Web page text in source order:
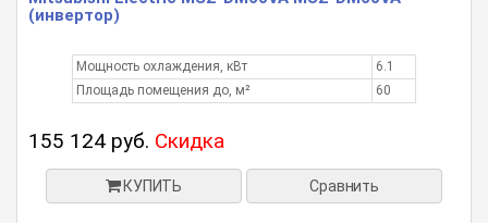
(инвертор)
Мощность охлаждения, кВт
6.1
Площадь помещения до, м²
60
155 124 руб. Скидка
КУПИТЬ Сравнить